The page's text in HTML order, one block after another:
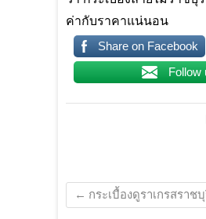
ค่ากับราคาแน่นอน
Share on Facebook
Follow
← กระเบื้องดูราเกรสราช